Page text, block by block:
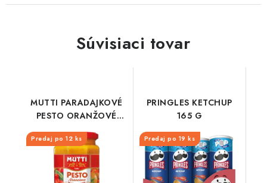
Súvisiaci tovar
MUTTI PARADAJKOVÉ
PESTO ORANŽOVÉ
SKLO 180G
Predaj po 12 ks
PRINGLES KETCHUP
165 G
Predaj po 19 ks